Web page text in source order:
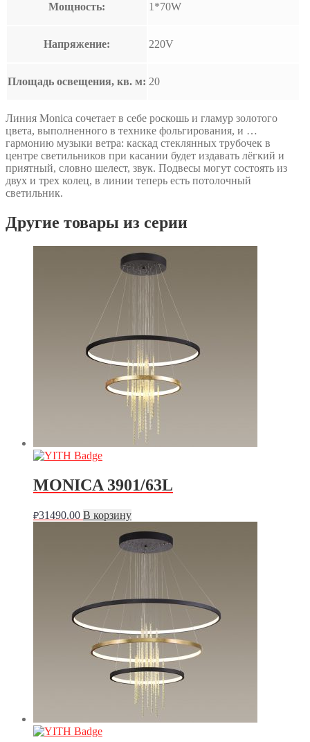
Мощность: 1*70W
Напряжение: 220V
Площадь освещения, кв. м: 20
Линия Monica сочетает в себе роскошь и гламур золотого
цвета, выполненного в технике фольгирования, и …
гармонию музыки ветра: каскад стеклянных трубочек в
центре светильников при касании будет издавать лёгкий и
приятный, словно шелест, звук. Подвесы могут состоять из
двух и трех колец, в линии теперь есть потолочный
светильник.
Другие товары из серии
MONICA 3901/63L
₽31490.00 В корзину